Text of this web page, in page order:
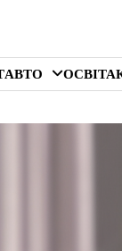
АВТО ОСВІТА